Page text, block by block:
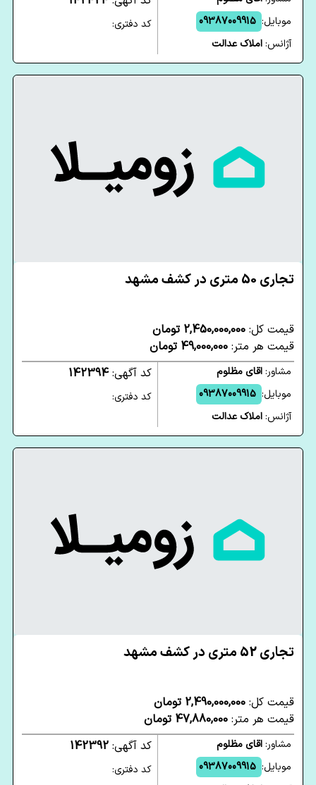
موبایل: 09387009915
آژانس:املاک عدالت
کد دفتری:
تجاری 50 متری در کشف مشهد
قیمت کل: 2,450,000,000 تومان
قیمت هر متر: 49,000,000 تومان
مشاور:اقای مظلوم
موبایل: 09387009915
آژانس:املاک عدالت
کد آگهی: 142394
کد دفتری:
تجاری 52 متری در کشف مشهد
قیمت کل: 2,490,000,000 تومان
قیمت هر متر: 47,880,000 تومان
مشاور:اقای مظلوم
موبایل: 09387009915
کد آگهی: 142392
کد دفتری: